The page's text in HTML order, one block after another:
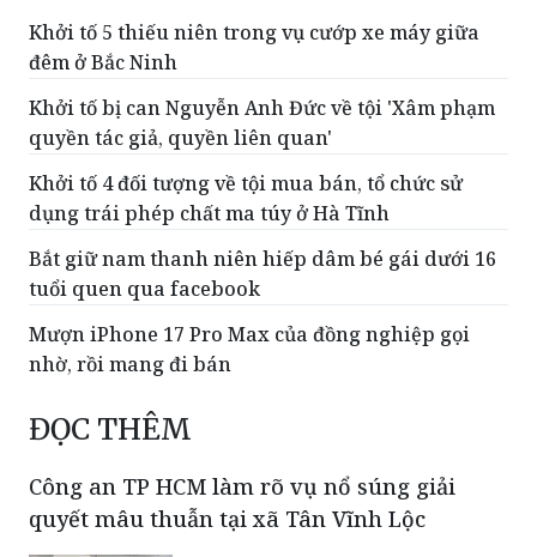
Khởi tố 5 thiếu niên trong vụ cướp xe máy giữa
đêm ở Bắc Ninh
Khởi tố bị can Nguyễn Anh Đức về tội 'Xâm phạm
quyền tác giả, quyền liên quan'
Khởi tố 4 đối tượng về tội mua bán, tổ chức sử
dụng trái phép chất ma túy ở Hà Tĩnh
Bắt giữ nam thanh niên hiếp dâm bé gái dưới 16
tuổi quen qua facebook
Mượn iPhone 17 Pro Max của đồng nghiệp gọi
nhờ, rồi mang đi bán
ĐỌC THÊM
Công an TP HCM làm rõ vụ nổ súng giải
quyết mâu thuẫn tại xã Tân Vĩnh Lộc